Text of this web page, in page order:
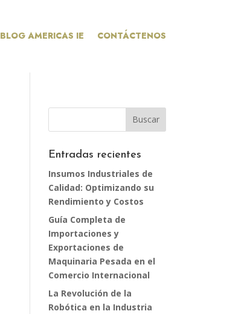
BLOG AMERICAS IE CONTÁCTENOS
Entradas recientes
Insumos Industriales de
Calidad: Optimizando su
Rendimiento y Costos
Guía Completa de
Importaciones y
Exportaciones de
Maquinaria Pesada en el
Comercio Internacional
La Revolución de la
Robótica en la Industria